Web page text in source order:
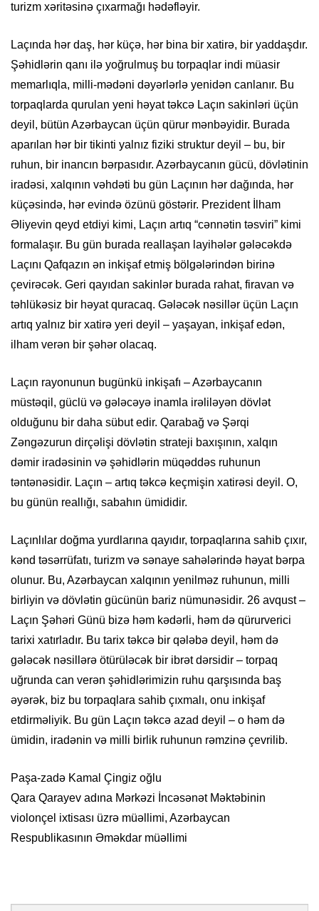
turizm xəritəsinə çıxarmağı hədəfləyir.
Laçında hər daş, hər küçə, hər bina bir xatirə, bir yaddaşdır.
Şəhidlərin qanı ilə yoğrulmuş bu torpaqlar indi müasir
memarlıqla, milli-mədəni dəyərlərlə yenidən canlanır. Bu
torpaqlarda qurulan yeni həyat təkcə Laçın sakinləri üçün
deyil, bütün Azərbaycan üçün qürur mənbəyidir. Burada
aparılan hər bir tikinti yalnız fiziki struktur deyil – bu, bir
ruhun, bir inancın bərpasıdır. Azərbaycanın gücü, dövlətinin
iradəsi, xalqının vəhdəti bu gün Laçının hər dağında, hər
küçəsində, hər evində özünü göstərir. Prezident İlham
Əliyevin qeyd etdiyi kimi, Laçın artıq “cənnətin təsviri” kimi
formalaşır. Bu gün burada reallaşan layihələr gələcəkdə
Laçını Qafqazın ən inkişaf etmiş bölgələrindən birinə
çevirəcək. Geri qayıdan sakinlər burada rahat, firavan və
təhlükəsiz bir həyat quracaq. Gələcək nəsillər üçün Laçın
artıq yalnız bir xatirə yeri deyil – yaşayan, inkişaf edən,
ilham verən bir şəhər olacaq.
Laçın rayonunun bugünkü inkişafı – Azərbaycanın
müstəqil, güclü və gələcəyə inamla irəliləyən dövlət
olduğunu bir daha sübut edir. Qarabağ və Şərqi
Zəngəzurun dirçəlişi dövlətin strateji baxışının, xalqın
dəmir iradəsinin və şəhidlərin müqəddəs ruhunun
təntənəsidir. Laçın – artıq təkcə keçmişin xatirəsi deyil. O,
bu günün reallığı, sabahın ümididir.
Laçınlılar doğma yurdlarına qayıdır, torpaqlarına sahib çıxır,
kənd təsərrüfatı, turizm və sənaye sahələrində həyat bərpa
olunur. Bu, Azərbaycan xalqının yenilməz ruhunun, milli
birliyin və dövlətin gücünün bariz nümunəsidir. 26 avqust –
Laçın Şəhəri Günü bizə həm kədərli, həm də qürurverici
tarixi xatırladır. Bu tarix təkcə bir qələbə deyil, həm də
gələcək nəsillərə ötürüləcək bir ibrət dərsidir – torpaq
uğrunda can verən şəhidlərimizin ruhu qarşısında baş
əyərək, biz bu torpaqlara sahib çıxmalı, onu inkişaf
etdirməliyik. Bu gün Laçın təkcə azad deyil – o həm də
ümidin, iradənin və milli birlik ruhunun rəmzinə çevrilib.
Paşa-zadə Kamal Çingiz oğlu
Qara Qarayev adına Mərkəzi İncəsənət Məktəbinin
violonçel ixtisası üzrə müəllimi, Azərbaycan
Respublikasının Əməkdar müəllimi